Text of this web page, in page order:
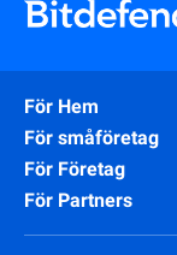
För Hem
För småföretag
För Företag
För Partners